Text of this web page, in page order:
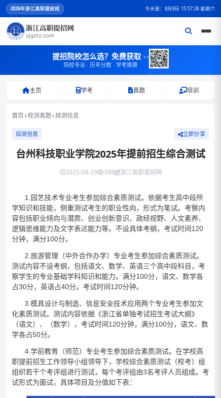
2026年浙江高职提前招 今天是：8月8日 15:57:28 星期六
浙江高职提招网
zjgztz.com
提招院校怎么选？免费获取 ››
院校专业 · 历年分数 · 学考换算
主页 学考 真题 培训
首页›校测真题›综测信息
综测信息 立即分享
台州科技职业学院2025年提前招生综合测试
2025-08-29 398 浙江高职提招网
1.园艺技术专业考生参加综合素质测试。依据考生高中段所
学知识和技能，侧重测试考生的职业性向，形式为笔试。考察内
容包括职业倾向与潜质、创业创新意识、政经视野、人文素养、
逻辑思维能力及文字表达能力等。不设具体考纲，考试时间120
分钟，满分100分。
2.旅游管理（中外合作办学）专业考生参加综合素质测试。
测试内容不设考纲，包括语文、数学、英语三个高中段科目，考
察学生的专业基础学科知识和能力。满分100分，语文、数学各
占30分，英语占40分。考试时间120分钟。
3.模具设计与制造、信息安全技术应用两个专业考生参加文
化素质测试。测试内容依据《浙江省单独考试招生考试大纲》
（语文）、（数学），考试时间120分钟，满分100分，语文、数
学各占50分。
4.学前教育（师范）专业考生参加综合素质测试。在学校高
职提前招生工作领导小组领导下，学校综合素质测试（校考）组
组织若干个考评组进行测试，每个考评组由3名考评人员组成。考
试形式为面试，具体项目及分值如下表：